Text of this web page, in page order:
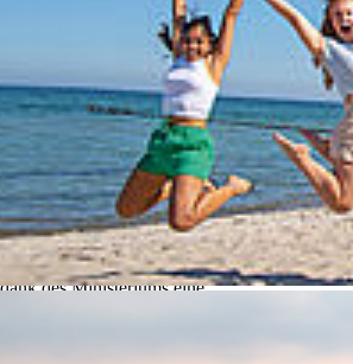
Europe ist mit einem Budget von
das bislang größte
der EU. An der Hochschule Stralsund
eine Informationsveranstaltung zur
und Innovationsförderung im Rahmen
sich an Interessierte, die sich über aktuelle
von Horizont Europa informieren
an Vertreter*innen von Universitäten,
Wissenschaften, aber auch
aus unserem Land“,
Forschungsreferentin der HOST, „es freut
des Ministeriums eine
diesem bedeutenden Rahmenprogramm